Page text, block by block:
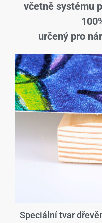
včetně systému
určený pro
Speciální tvar